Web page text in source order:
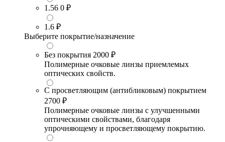
1.56 0 ₽
1.6 ₽
Выберите покрытие/назначение
Без покрытия 2000 ₽
Полимерные очковые линзы приемлемых
оптических свойств.
С просветляющим (антибликовым) покрытием
2700 ₽
Полимерные очковые линзы с улучшенными
оптическими свойствами, благодаря
упрочняющему и просветляющему покрытию.